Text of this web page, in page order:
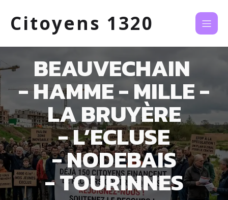
Citoyens 1320
BEAUVECHAIN
- HAMME - MILLE -
LA BRUYÈRE
- L’ECLUSE
- NODEBAIS
- TOURINNES